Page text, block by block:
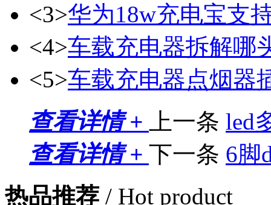
<3>华为18w充电宝支
<4>车载充电器拆解哪
<5>车载充电器点烟器
查看详情 +
上一条 led
查看详情 + 下一条 6脚
热品推荐 / Hot product